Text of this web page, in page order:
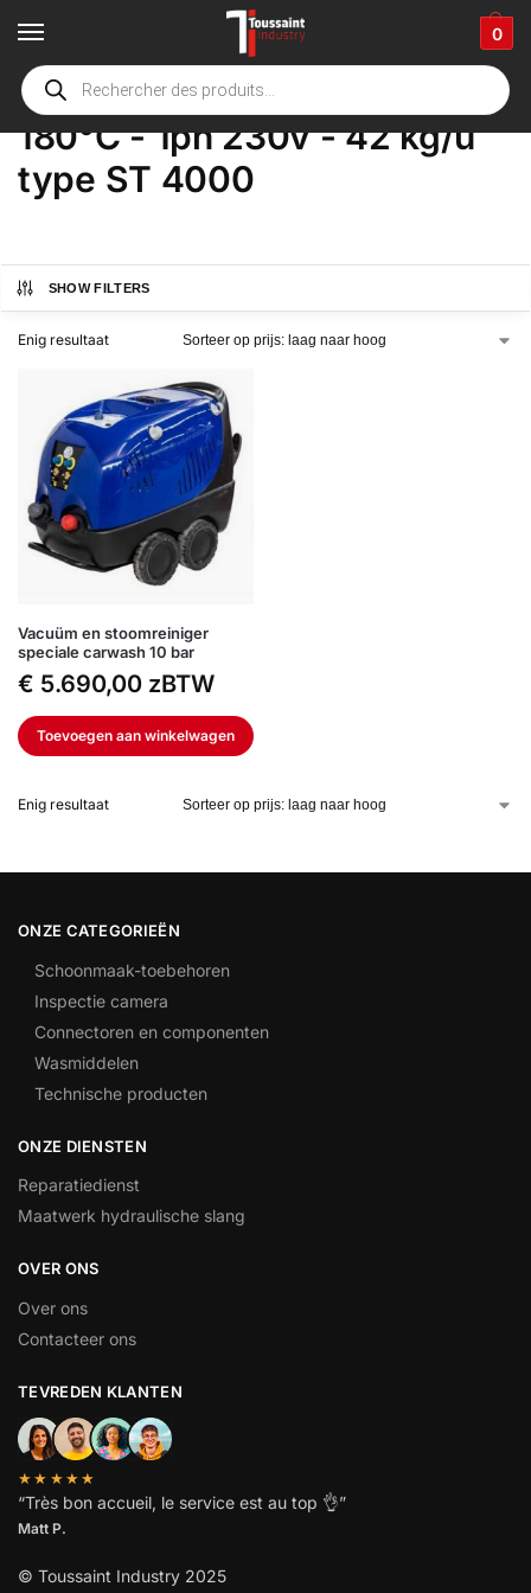
0
Home Winkel / Product Opties /
180°C - 1ph 230v - 42 kg/u
type ST 4000
SHOW FILTERS
Enig resultaat
Vacuüm en stoomreiniger
speciale carwash 10 bar
€ 5.690,00 zBTW
Toevoegen aan winkelwagen
Enig resultaat
ONZE CATEGORIEËN
Schoonmaak-toebehoren
Inspectie camera
Connectoren en componenten
Wasmiddelen
Technische producten
ONZE DIENSTEN
Reparatiedienst
Maatwerk hydraulische slang
OVER ONS
Over ons
Contacteer ons
TEVREDEN KLANTEN
★★★★★
“Très bon accueil, le service est au top 👌”
Matt P.
© Toussaint Industry 2025